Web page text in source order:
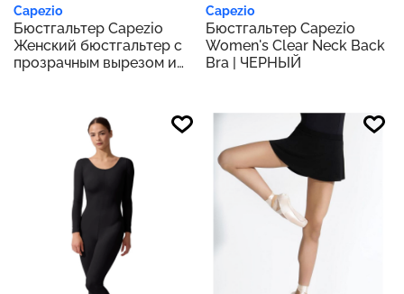
Capezio
Бюстгальтер Capezio
Женский бюстгальтер с
прозрачным вырезом и
Capezio
Бюстгальтер Capezio
Women's Clear Neck Back
Bra | ЧЕРНЫЙ